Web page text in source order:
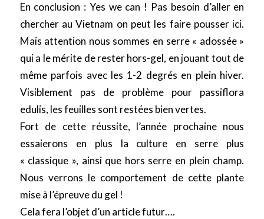
En conclusion : Yes we can ! Pas besoin d’aller en
chercher au Vietnam on peut les faire pousser ici.
Mais attention nous sommes en serre « adossée »
qui a le mérite de rester hors-gel, en jouant tout de
même parfois avec les 1-2 degrés en plein hiver.
Visiblement pas de problème pour passiflora
edulis, les feuilles sont restées bien vertes.
Fort de cette réussite, l’année prochaine nous
essaierons en plus la culture en serre plus
« classique », ainsi que hors serre en plein champ.
Nous verrons le comportement de cette plante
mise à l’épreuve du gel !
Cela fera l’objet d’un article futur….